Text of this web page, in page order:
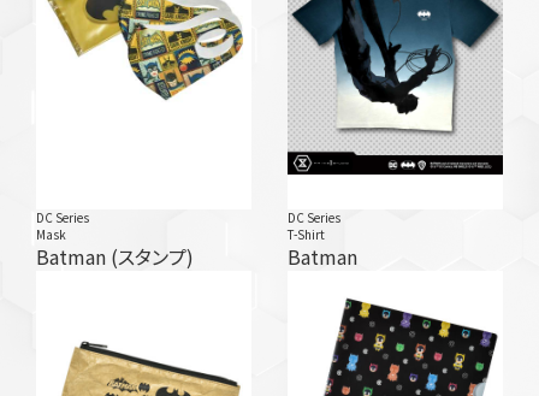
DC Series
Mask
Batman (スタンプ)
DC Series
T-Shirt
Batman